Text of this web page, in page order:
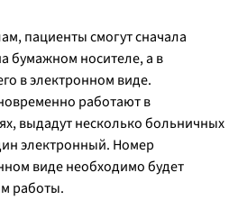
пациенты смогут сначала
бумажном носителе, а в
в электронном виде.
работают в
выдадут несколько больничных
электронный. Номер
виде необходимо будет
работы.